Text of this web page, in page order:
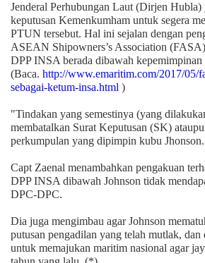
Jenderal Perhubungan Laut (Dirjen Hubla)
keputusan Kemenkumham untuk segera
PTUN tersebut. Hal ini sejalan dengan
ASEAN Shipowners’s Association
DPP INSA berada dibawah
(Baca. http://www.emaritim.com/2017/05/
sebagai-ketum-insa.html )
"Tindakan yang semestinya (yang
membatalkan Surat Keputusan (SK)
perkumpulan yang dipimpin kubu
Capt Zaenal menambahkan pengakuan
DPP INSA dibawah Johnson tidak
DPC-DPC.
Dia juga mengimbau agar Johnson
putusan pengadilan yang telah mutlak, dan
untuk memajukan maritim nasional agar